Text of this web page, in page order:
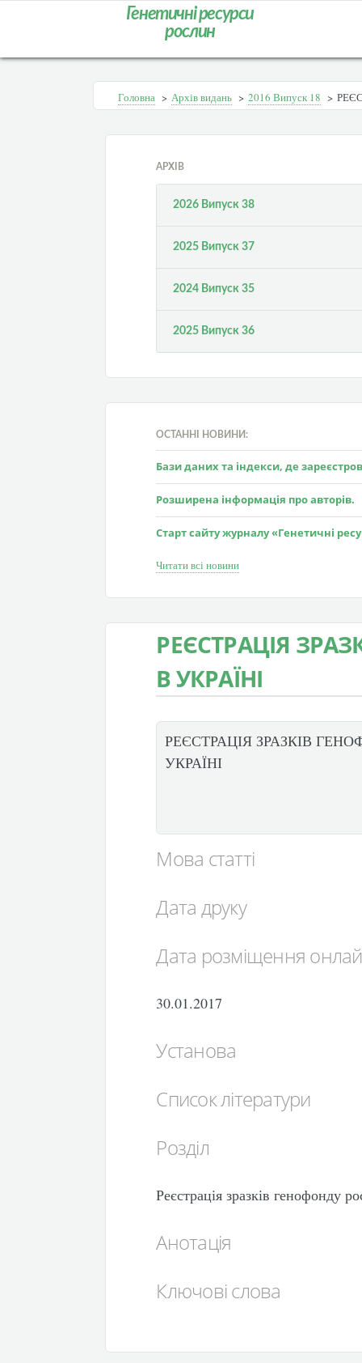
Генетичні ресурси
рослин
Головна > Архів видань > 2016 Випуск 18 >
АРХІВ
2026 Випуск 38
2025 Випуск 37
2024 Випуск 35
2025 Випуск 36
ОСТАННІ НОВИНИ:
Бази даних та індекси, де
Розширена інформація про авторів.
Старт сайту журналу «Генетичні
Читати всі новини
РЕЄСТРАЦІЯ
В УКРАЇНІ
РЕЄСТРАЦІЯ ЗРАЗКІВ
УКРАЇНІ
Мова статті
Дата друку
Дата розміщення
30.01.2017
Установа
Список літератури
Розділ
Реєстрація зразків генофонду
Анотація
Ключові слова